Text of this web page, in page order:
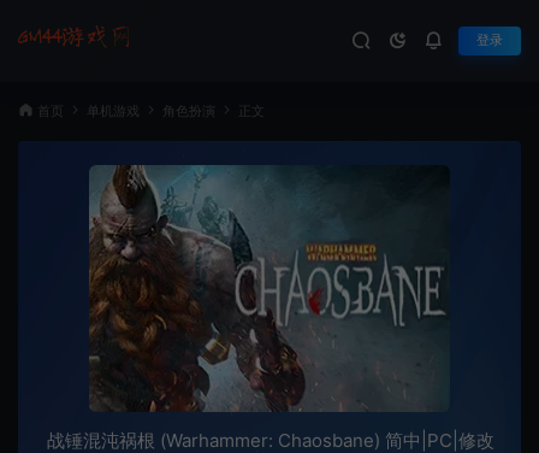
登录
首页 单机游戏 角色扮演 正文
战锤混沌祸根 (Warhammer: Chaosbane) 简中|PC|修改